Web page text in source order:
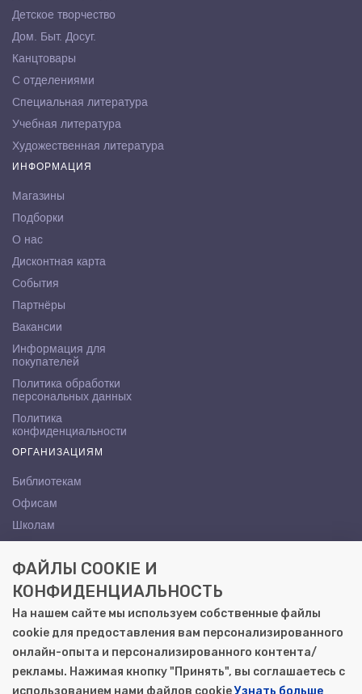
Детское творчество
Дом. Быт. Досуг.
Канцтовары
С отделениями
Специальная литература
Учебная литература
Художественная литература
ИНФОРМАЦИЯ
Магазины
Подборки
О нас
Дисконтная карта
События
Партнёры
Вакансии
Информация для
покупателей
Политика обработки
персональных данных
Политика
конфиденциальности
ОРГАНИЗАЦИЯМ
Библиотекам
Офисам
Школам
КОНТАКТЫ
Саратов, ул. Осипова, 10А
+7 (8452) 72-65-65
gemera@moya-kniga.ru
ФАЙЛЫ COOKIE И
КОНФИДЕНЦИАЛЬНОСТЬ
На нашем сайте мы используем собственные файлы
cookie для предоставления вам персонализированного
онлайн-опыта и персонализированного контента/
рекламы. Нажимая кнопку "Принять", вы соглашаетесь с
использованием нами файлов cookieУзнать больше